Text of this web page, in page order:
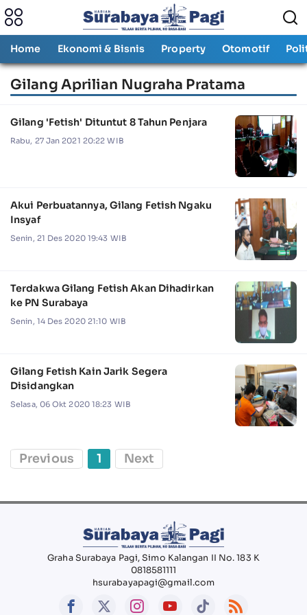
Home Ekonomi & Bisnis Property Otomotif
Gilang Aprilian Nugraha Pratama
Gilang 'Fetish' Dituntut 8 Tahun Penjara
Rabu, 27 Jan 2021 20:22 WIB
Akui Perbuatannya, Gilang Fetish Ngaku
Insyaf
Senin, 21 Des 2020 19:43 WIB
Terdakwa Gilang Fetish Akan Dihadirkan
ke PN Surabaya
Senin, 14 Des 2020 21:10 WIB
Gilang Fetish Kain Jarik Segera
Disidangkan
Selasa, 06 Okt 2020 18:23 WIB
Previous 1 Next
Graha Surabaya Pagi, Simo Kalangan II No. 183 K
0818581111
hsurabayapagi@gmail.com